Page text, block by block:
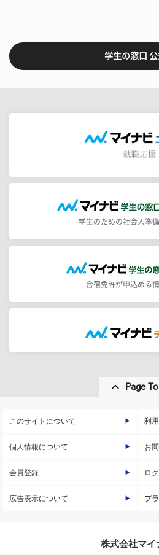
学生の窓口 公
学生のための社会人準
合宿免許が申込める
Page
このサイトについて 利
個人情報について お
会員登録 ロ
広告表示について プ
株式会社マイ